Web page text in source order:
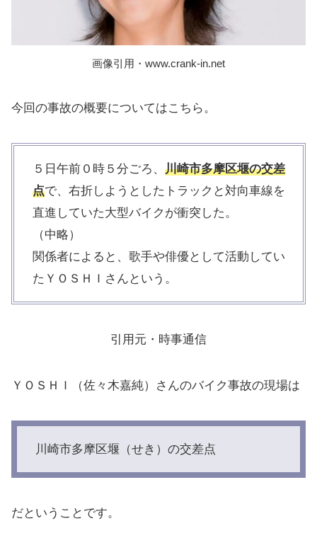
画像引用・www.crank-in.net
今回の事故の概要についてはこちら。
５日午前０時５分ごろ、 川崎市多摩区堰の交差
点で、右折しようとしたトラックと対向車線を
直進していた大型バイクが衝突した。
（中略）
関係者によると、歌手や俳優として活動してい
たＹＯＳＨＩさんという。
引用元・時事通信
ＹＯＳＨＩ（佐々木嘉純）さんのバイク事故の現場は
川崎市多摩区堰（せき）の交差点
だということです。